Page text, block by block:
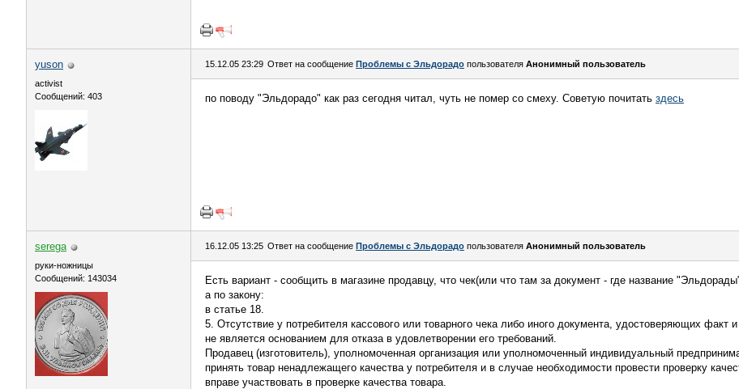
yuson
activist
Сообщений: 403
15.12.05 23:29 Ответ на сообщение Проблемы с Эльдорадо пользователя Анонимный пользователь
по поводу "Эльдорадо" как раз сегодня читал, чуть не помер со смеху. Советую почитать здесь
serega
руки-ножницы
Сообщений: 143034
16.12.05 13:25 Ответ на сообщение Проблемы с Эльдорадо пользователя Анонимный пользователь
Есть вариант - сообщить в магазине продавцу, что чек(или что там за документ - где название
а по закону:
в статье 18.
5. Отсутствие у потребителя кассового или товарного чека либо иного документа, удостоверяющих факт
не является основанием для отказа в удовлетворении его требований.
Продавец (изготовитель), уполномоченная организация или уполномоченный индивидуальный
принять товар ненадлежащего качества у потребителя и в случае необходимости провести проверку
вправе участвовать в проверке качества товара.